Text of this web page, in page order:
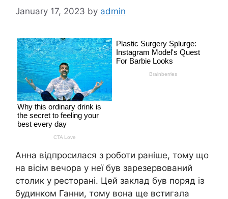
January 17, 2023 by admin
Анна відпросилася з роботи раніше, тому що
на вісім вечора у неї був зарезервований
столик у ресторані. Цей заклад був поряд із
будинком Ганни, тому вона ще встигала